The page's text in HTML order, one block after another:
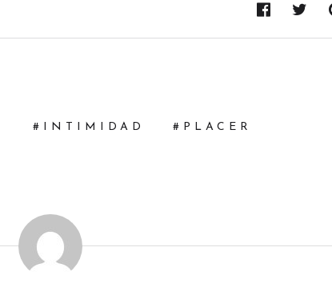
INTIMIDAD PLACER